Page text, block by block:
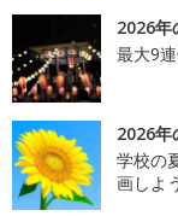
2026年
最大9
2026年
学校の
画しよ